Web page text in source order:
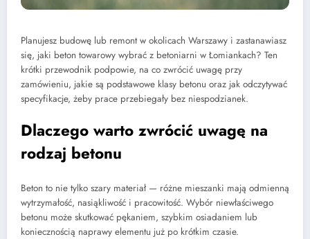
Planujesz budowę lub remont w okolicach Warszawy i zastanawiasz
się, jaki beton towarowy wybrać z betoniarni w Łomiankach? Ten
krótki przewodnik podpowie, na co zwrócić uwagę przy
zamówieniu, jakie są podstawowe klasy betonu oraz jak odczytywać
specyfikacje, żeby prace przebiegały bez niespodzianek.
Dlaczego warto zwrócić uwagę na
rodzaj betonu
Beton to nie tylko szary materiał — różne mieszanki mają odmienną
wytrzymałość, nasiąkliwość i pracowitość. Wybór niewłaściwego
betonu może skutkować pękaniem, szybkim osiadaniem lub
koniecznością naprawy elementu już po krótkim czasie.